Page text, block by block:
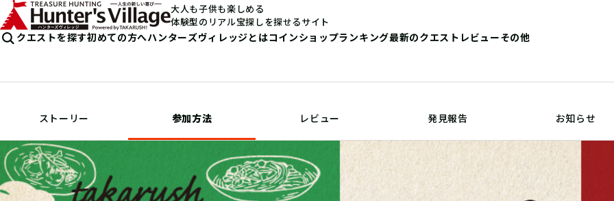
大人も子供も楽しめる
体験型のリアル宝探しを探せるサイト
クエストを探す初めての方へハンターズヴィレッジとはコインショップランキング最新のクエストレビューその他
ストーリー 参加方法 レビュー 発見報告 お知らせ